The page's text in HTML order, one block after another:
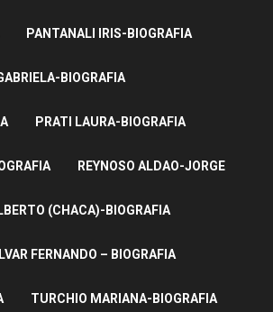
PANTANALI IRIS-BIOGRAFIA
BIOGRAFIA
PRATI LAURA-BIOGRAFIA
REYNOSO ALDAO-JORGE
(CHACA)-BIOGRAFIA
FERNANDO – BIOGRAFIA
TURCHIO MARIANA-BIOGRAFIA